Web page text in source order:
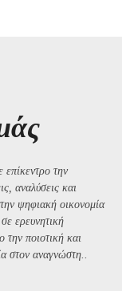
την
αναλύσεις και
ψηφιακή οικονομία
ερευνητική
την ποιοτική και
στον αναγνώστη..